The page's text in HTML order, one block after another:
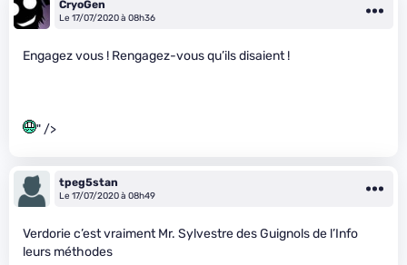
CryoGen
Le 17/07/2020 à 08h36
Engagez vous ! Rengagez-vous qu’ils disaient !
" />
tpeg5stan
Le 17/07/2020 à 08h49
Verdorie c’est vraiment Mr. Sylvestre des Guignols de l’Info
leurs méthodes